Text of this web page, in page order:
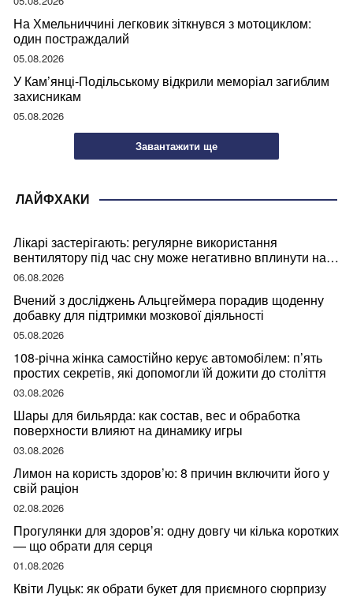
На Хмельниччині легковик зіткнувся з мотоциклом:
один постраждалий
05.08.2026
У Кам’янці-Подільському відкрили меморіал загиблим
захисникам
05.08.2026
Завантажити ще
ЛАЙФХАКИ
Лікарі застерігають: регулярне використання
вентилятору під час сну може негативно вплинути на
ваше здоров’я
06.08.2026
Вчений з досліджень Альцгеймера порадив щоденну
добавку для підтримки мозкової діяльності
05.08.2026
108-річна жінка самостійно керує автомобілем: п’ять
простих секретів, які допомогли їй дожити до століття
03.08.2026
Шары для бильярда: как состав, вес и обработка
поверхности влияют на динамику игры
03.08.2026
Лимон на користь здоров’ю: 8 причин включити його у
свій раціон
02.08.2026
Прогулянки для здоров’я: одну довгу чи кілька коротких
— що обрати для серця
01.08.2026
Квіти Луцьк: як обрати букет для приємного сюрпризу